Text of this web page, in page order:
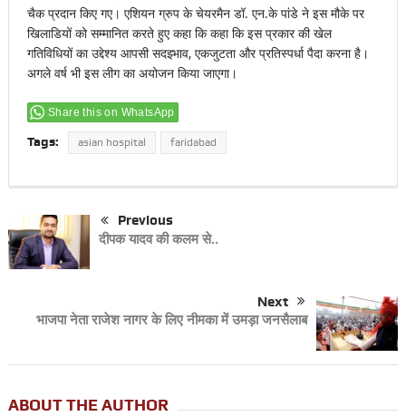
चैक प्रदान किए गए। एशियन ग्रुप के चेयरमैन डॉ. एन.के पांडे ने इस मौके पर
खिलाडियों को सम्मानित करते हुए कहा कि कहा कि इस प्रकार की खेल
गतिविधियों का उद्देश्य आपसी सदझ्भाव, एकजुटता और प्रतिस्पर्धा पैदा करना है।
अगले वर्ष भी इस लीग का अयोजन किया जाएगा।
Share this on WhatsApp
Tags: asian hospital faridabad
Previous
दीपक यादव की कलम से..
Next
भाजपा नेता राजेश नागर के लिए नीमका में उमड़ा जनसैलाब
ABOUT THE AUTHOR